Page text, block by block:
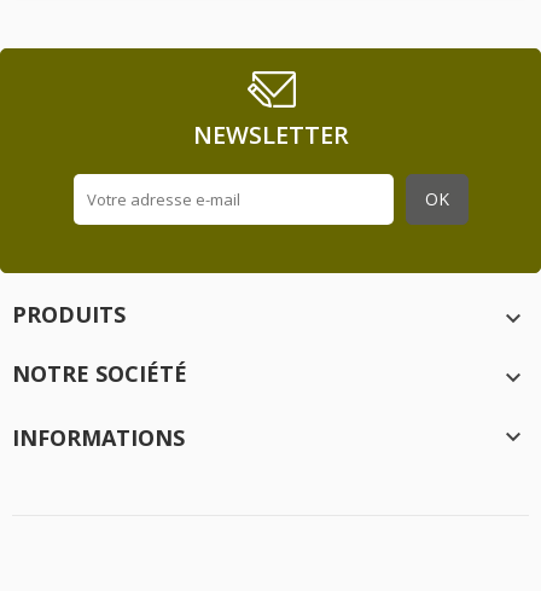
NEWSLETTER
PRODUITS

NOTRE SOCIÉTÉ

INFORMATIONS 